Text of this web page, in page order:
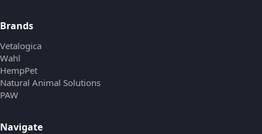
Brands
Vetalogica
Wahl
HempPet
Natural Animal Solutions
PAW
Navigate